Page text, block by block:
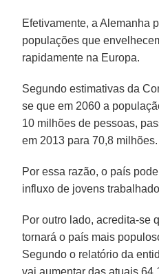
Efetivamente, a Alemanha
populações que
rapidamente na Europa.
Segundo estimativas da
se que em 2060 a
10 milhões de pessoas,
em 2013 para 70,8 milhões.
Por essa razão, o país
influxo de jovens
Por outro lado, acredita-se
tornará o país mais
Segundo o relatório da
vai aumentar das atuais